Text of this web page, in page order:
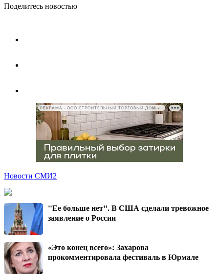
Поделитесь новостью
РЕКЛАМА • ООО СТРОИТЕЛЬНЫЙ ТОРГОВЫЙ ДОМ «ПЕТРОВИЧ», ИНН 7802348846
Новости СМИ2
"Ее больше нет". В США сделали тревожное
заявление о России
«Это конец всего»: Захарова
прокомментировала фестиваль в Юрмале